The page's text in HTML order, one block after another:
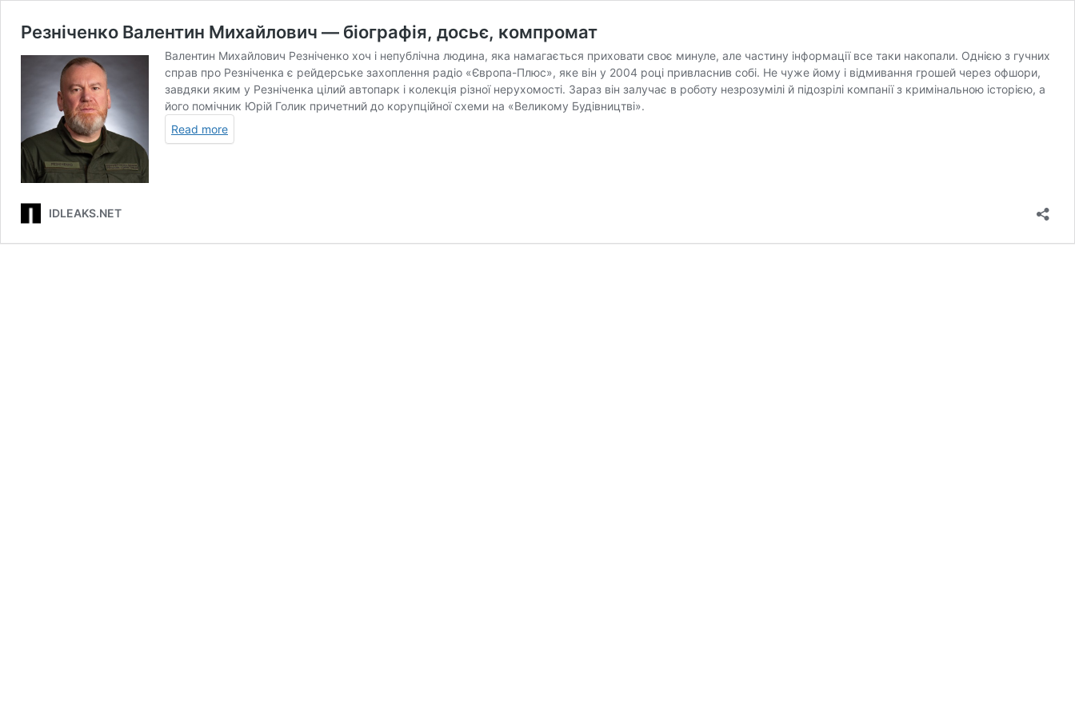
Резніченко Валентин Михайлович — біографія, досьє, компромат
Валентин Михайлович Резніченко хоч і непублічна людина, яка намагається приховати своє минуле, але частину інформації все таки накопали. Однією з гучних
справ про Резніченка є рейдерське захоплення радіо «Європа-Плюс», яке він у 2004 році привласнив собі. Не чуже йому і відмивання грошей через офшори,
завдяки яким у Резніченка цілий автопарк і колекція різної нерухомості. Зараз він залучає в роботу незрозумілі й підозрілі компанії з кримінальною історією, а
його помічник Юрій Голик причетний до корупційної схеми на «Великому Будівництві».
Read more
IDLEAKS.NET